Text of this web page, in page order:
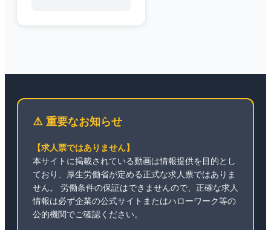
⚠️ 重要なお知らせ
【求人票ではありません】
本サイトに掲載されている動画は情報提供を目的とし
ており、厚生労働省が定める正式な求人票ではありま
せん。 労働条件の保証はできませんので、正確な求人
情報は必ず企業の公式サイトまたはハローワーク等の
公的機関でご確認ください。